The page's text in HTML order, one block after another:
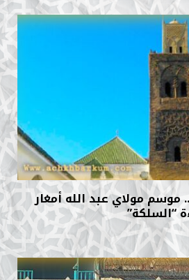
موسم مولاي عبد الله أمغار
“السلكة”